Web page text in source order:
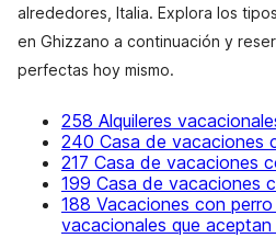
alrededores, Italia. Explora los
en Ghizzano a continuación y
perfectas hoy mismo.
258 Alquileres
240 Casa de vacaciones
217 Casa de vacaciones
199 Casa de vacaciones
188 Vacaciones con perro
vacacionales que